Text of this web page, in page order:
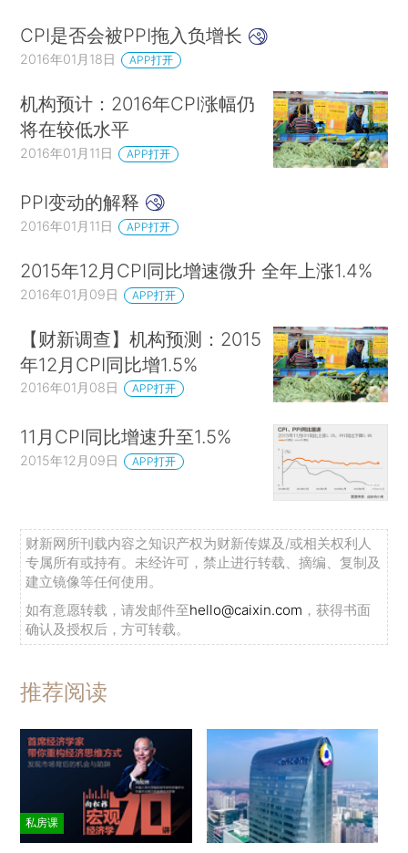
CPI是否会被PPI拖入负增长
2016年01月18日 APP打开
机构预计：2016年CPI涨幅仍
将在较低水平
2016年01月11日 APP打开
PPI变动的解释
2016年01月11日 APP打开
2015年12月CPI同比增速微升 全年上涨1.4%
2016年01月09日 APP打开
【财新调查】机构预测：2015
年12月CPI同比增1.5%
2016年01月08日 APP打开
11月CPI同比增速升至1.5%
2015年12月09日 APP打开
财新网所刊载内容之知识产权为财新传媒及/或相关权利人
专属所有或持有。未经许可，禁止进行转载、摘编、复制及
建立镜像等任何使用。
如有意愿转载，请发邮件至hello@caixin.com ，获得书面
确认及授权后，方可转载。
推荐阅读
私房课